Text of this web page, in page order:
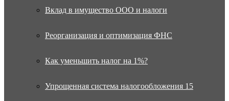
Вклад в имущество ООО и налоги
Реорганизация и оптимизация ФНС
Как уменьшить налог на 1%?
Упрощенная система налогообложения 15